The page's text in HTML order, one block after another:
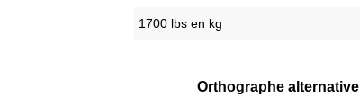
1700 lbs en kg
Orthographe alternative